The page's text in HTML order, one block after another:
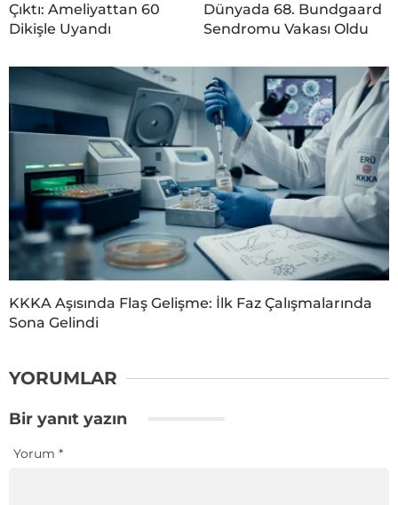
Çıktı: Ameliyattan 60
Dikişle Uyandı
Dünyada 68. Bundgaard
Sendromu Vakası Oldu
KKKA Aşısında Flaş Gelişme: İlk Faz Çalışmalarında
Sona Gelindi
YORUMLAR
Bir yanıt yazın
Yorum *